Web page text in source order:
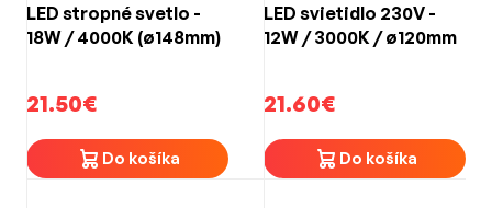
LED stropné svetlo -
18W / 4000K (ø148mm)
21.50€
Do košíka
LED svietidlo 230V -
12W / 3000K / ø120mm
21.60€
Do košíka